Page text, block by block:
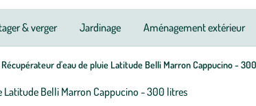
& verger Jardinage Aménagement extérieur
Récupérateur d'eau de pluie Latitude Belli Marron Cappucino -